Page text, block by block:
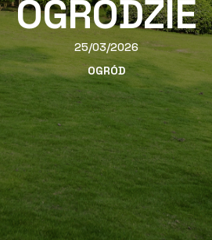
OGRODZIE
25/03/2026
OGRÓD